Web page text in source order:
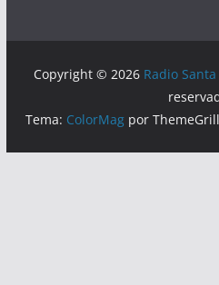
Copyright © 2026 Radio
Tema: ColorMag por